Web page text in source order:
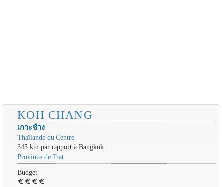
KOH CHANG
เกาะช้าง
Thaïlande du Centre
345 km par rapport à Bangkok
Province de Trat
Budget
euro euro euro euro